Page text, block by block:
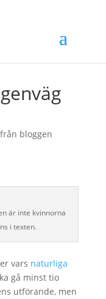
bloggen
är inte kvinnorna
i texten.
vars naturliga
gå minst tio
utförande, men